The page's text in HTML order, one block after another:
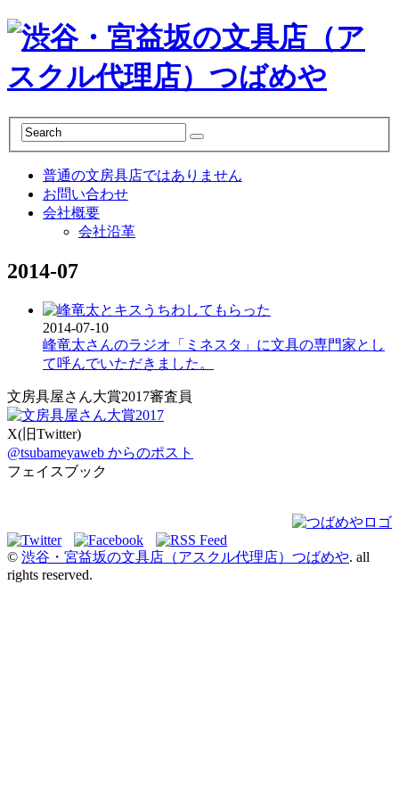
普通の文房具店ではありません
お問い合わせ
会社概要
会社沿革
2014-07
2014-07-10
峰竜太さんのラジオ「ミネスタ」に文具の専門家とし
て呼んでいただきました。
文房具屋さん大賞2017審査員
X(旧Twitter)
@tsubameyaweb からのポスト
フェイスブック
© 渋谷・宮益坂の文具店（アスクル代理店）つばめや. all
rights reserved.